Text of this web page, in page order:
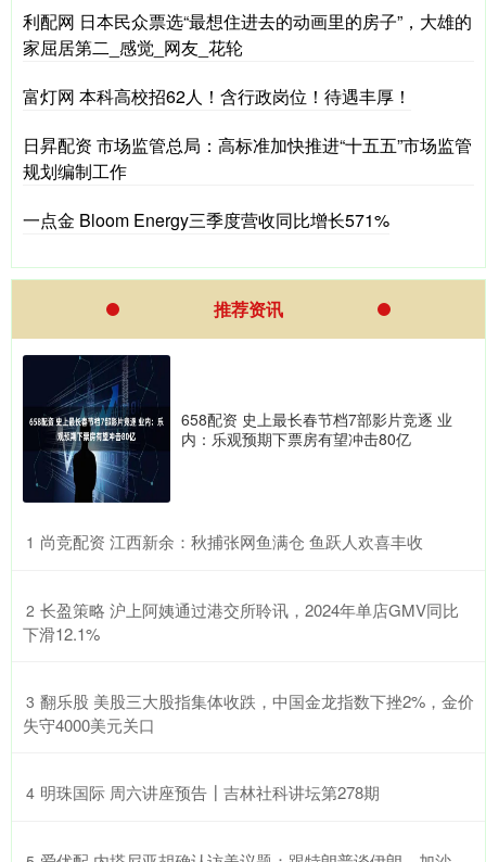
利配网 日本民众票选“最想住进去的动画里的房子”，大雄的
家屈居第二_感觉_网友_花轮
富灯网 本科高校招62人！含行政岗位！待遇丰厚！
日昇配资 市场监管总局：高标准加快推进“十五五”市场监管
规划编制工作
一点金 Bloom Energy三季度营收同比增长571%
推荐资讯
658配资 史上最长春节档7部影片竞逐 业
内：乐观预期下票房有望冲击80亿
1 ​尚竞配资 江西新余：秋捕张网鱼满仓 鱼跃人欢喜丰收
2 ​长盈策略 沪上阿姨通过港交所聆讯，2024年单店GMV同比
下滑12.1%
3 ​翻乐股 美股三大股指集体收跌，中国金龙指数下挫2%，金价
失守4000美元关口
4 ​明珠国际 周六讲座预告┃吉林社科讲坛第278期